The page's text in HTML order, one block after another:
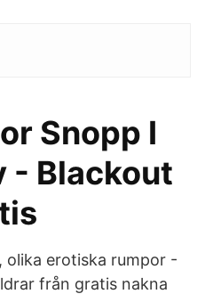
Snopp I
- Blackout
olika erotiska rumpor -
från gratis nakna